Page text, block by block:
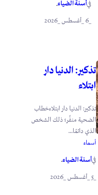
فيأسنة الضياء.
تذكير: الدنيا دار
ابتلاء
تذكير: الدنيا دار ابتلاءخطاب
الضحية منفِّر؛ ذلك الشخص
الذي دائمًا...
أسماء
فيأسنة الضياء.
_5 _أغسطس _2026